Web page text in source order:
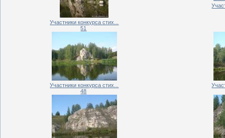
Участники конкурса стих...
51
Участники конкурса стих...
48